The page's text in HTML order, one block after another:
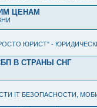
ЦЕНАМ
ЮРИСТ" -
В СТРАНЫ СНГ
IT БЕЗОПАСНОСТИ,